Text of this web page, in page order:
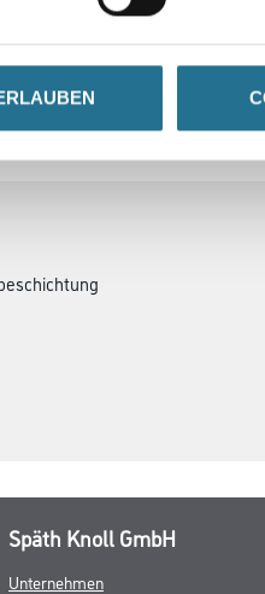
Späth Knoll GmbH
Unternehmen